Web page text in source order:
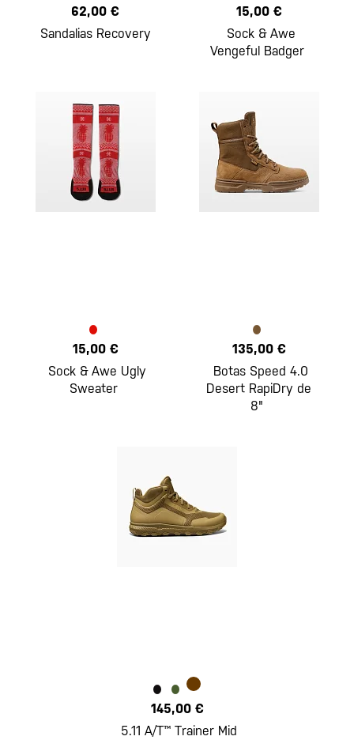
62,00 €
Sandalias Recovery
15,00 €
Sock & Awe
Vengeful Badger
15,00 €
Sock & Awe Ugly
Sweater
135,00 €
Botas Speed 4.0
Desert RapiDry de
8"
145,00 €
5.11 A/T™ Trainer Mid